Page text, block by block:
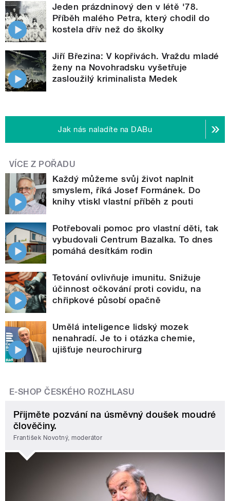
Jeden prázdninový den v létě '78.
Příběh malého Petra, který chodil do
kostela dřív než do školky
Jiří Březina: V kopřivách. Vraždu mladé
ženy na Novohradsku vyšetřuje
zasloužilý kriminalista Medek
Jak nás naladíte na DABu
VÍCE Z POŘADU
Každý můžeme svůj život naplnit
smyslem, říká Josef Formánek. Do
knihy vtiskl vlastní příběh z pouti
Potřebovali pomoc pro vlastní děti, tak
vybudovali Centrum Bazalka. To dnes
pomáhá desítkám rodin
Tetování ovlivňuje imunitu. Snižuje
účinnost očkování proti covidu, na
chřipkové působí opačně
Umělá inteligence lidský mozek
nenahradí. Je to i otázka chemie,
ujišťuje neurochirurg
E-SHOP ČESKÉHO ROZHLASU
Přijměte pozvání na úsměvný doušek moudré
člověčiny.
František Novotný, moderátor